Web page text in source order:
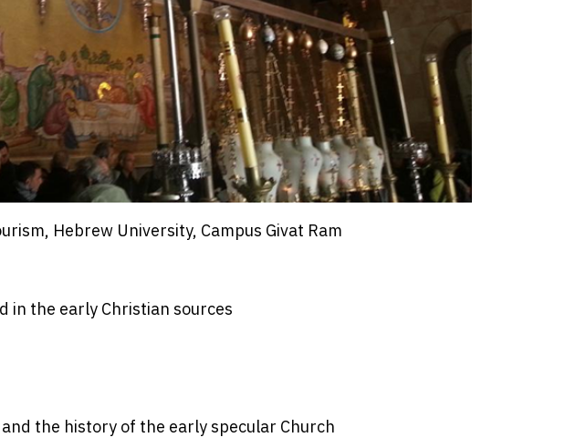
Hebrew University, Campus Givat Ram
in the early Christian sources
the history of the early specular Church